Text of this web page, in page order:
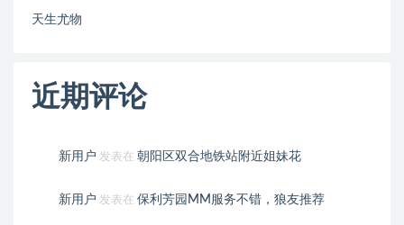
天生尤物
近期评论
新用户 发表在 朝阳区双合地铁站附近姐妹花
新用户 发表在 保利芳园MM服务不错，狼友推荐